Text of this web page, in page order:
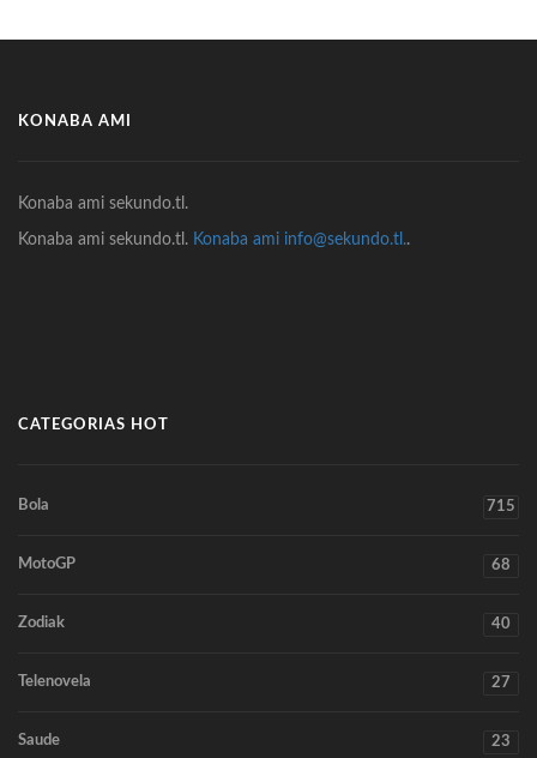
KONABA AMI
Konaba ami sekundo.tl.
Konaba ami sekundo.tl. Konaba ami info@sekundo.tl..
CATEGORIAS HOT
Bola 715
MotoGP 68
Zodiak 40
Telenovela 27
Saude 23